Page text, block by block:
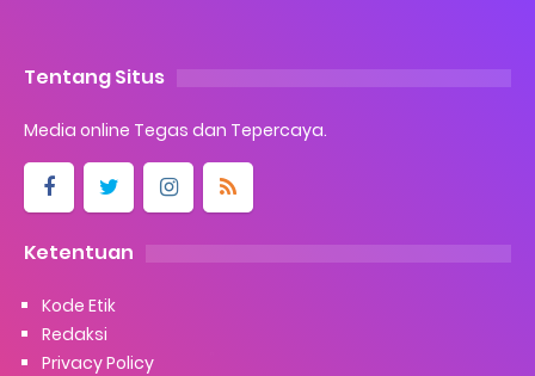
Tentang Situs
Media online Tegas dan Tepercaya.
Ketentuan
Kode Etik
Redaksi
Privacy Policy